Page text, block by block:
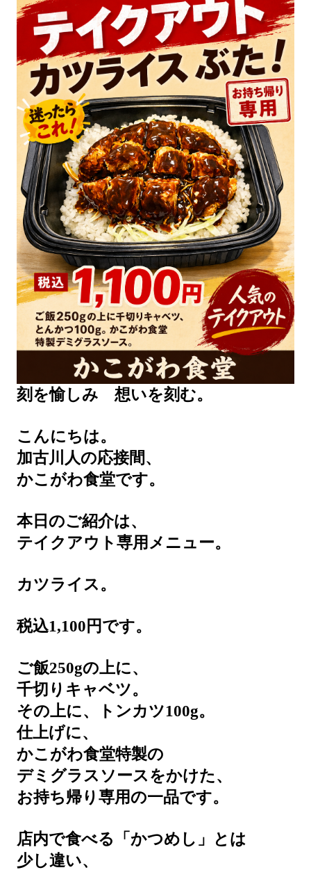
刻を愉しみ 想いを刻む。
こんにちは。
加古川人の応接間、
かこがわ食堂です。
本日のご紹介は、
テイクアウト専用メニュー。
カツライス。
税込1,100円です。
ご飯250gの上に、
千切りキャベツ。
その上に、トンカツ100g。
仕上げに、
かこがわ食堂特製の
デミグラスソースをかけた、
お持ち帰り専用の一品です。
店内で食べる「かつめし」とは
少し違い、